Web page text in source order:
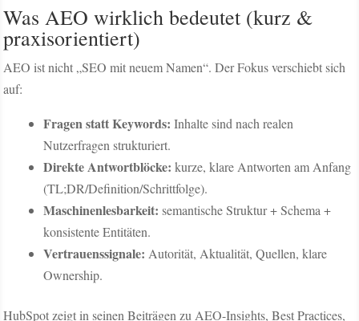
Was AEO wirklich bedeutet (kurz &
praxisorientiert)
AEO ist nicht „SEO mit neuem Namen“. Der Fokus verschiebt sich
auf:
Fragen statt Keywords: Inhalte sind nach realen
Nutzerfragen strukturiert.
Direkte Antwortblöcke: kurze, klare Antworten am Anfang
(TL;DR/Definition/Schrittfolge).
Maschinenlesbarkeit: semantische Struktur + Schema +
konsistente Entitäten.
Vertrauenssignale: Autorität, Aktualität, Quellen, klare
Ownership.
HubSpot zeigt in seinen Beiträgen zu AEO-Insights, Best Practices,